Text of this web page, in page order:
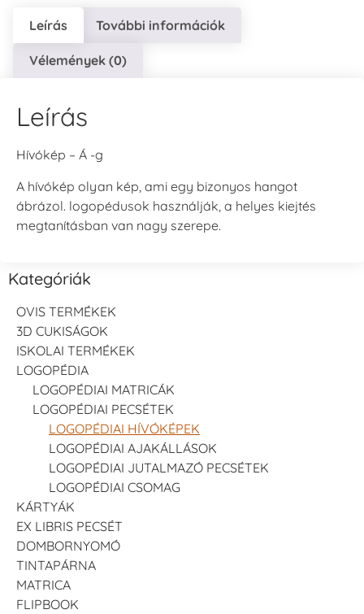
Leírás További információk
Vélemények (0)
Leírás
Hívókép – Á -g
A hívókép olyan kép, ami egy bizonyos hangot
ábrázol. logopédusok használják, a helyes kiejtés
megtanításban van nagy szerepe.
Kategóriák
OVIS TERMÉKEK
3D CUKISÁGOK
ISKOLAI TERMÉKEK
LOGOPÉDIA
LOGOPÉDIAI MATRICÁK
LOGOPÉDIAI PECSÉTEK
LOGOPÉDIAI HÍVÓKÉPEK
LOGOPÉDIAI AJAKÁLLÁSOK
LOGOPÉDIAI JUTALMAZÓ PECSÉTEK
LOGOPÉDIAI CSOMAG
KÁRTYÁK
EX LIBRIS PECSÉT
DOMBORNYOMÓ
TINTAPÁRNA
MATRICA
FLIPBOOK